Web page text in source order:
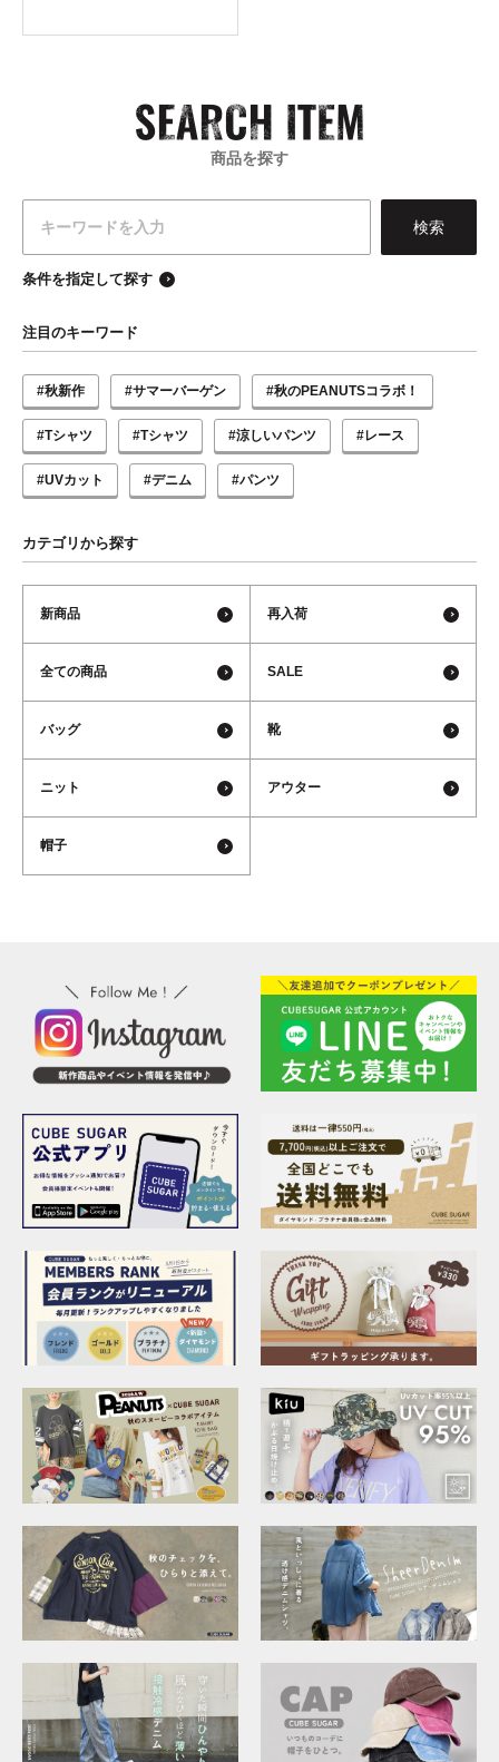
商品を探す
条件を指定して探す
注目のキーワード
#秋新作 #サマーバーゲン #秋のPEANUTSコラボ！
#Tシャツ #Tシャツ #涼しいパンツ #レース
#UVカット #デニム #パンツ
カテゴリから探す
新商品 再入荷
全ての商品 SALE
バッグ 靴
ニット アウター
帽子